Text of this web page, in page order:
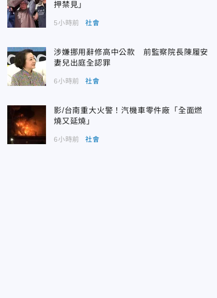
押禁見」
5小時前 社會
涉嫌挪用辭修高中公款 前監察院長陳履安
妻兒出庭全認罪
6小時前 社會
影/台南重大火警！汽機車零件廠「全面燃
燒又延燒」
6小時前 社會